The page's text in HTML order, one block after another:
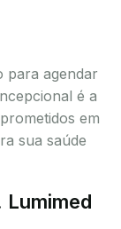
para agendar
é a
em
sua saúde
Lumimed